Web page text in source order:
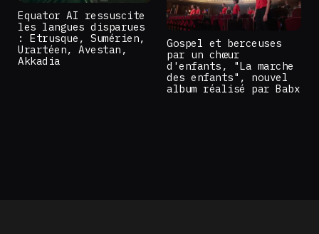
Equator AI ressuscite
les langues disparues
: Etrusque, Sumérien,
Urartéen, Avestan,
Akkadia
Gospel et berceuses
par un chœur
d'enfants, "La marche
des enfants", nouvel
album réalisé par Babx